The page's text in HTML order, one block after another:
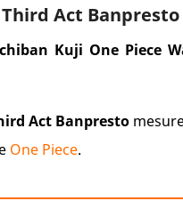
Third Act Banpresto
Kuji One Piece
Act Banpresto
One Piece.